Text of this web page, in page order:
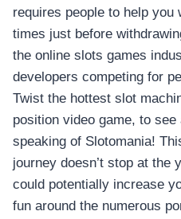
requires people to help you
times just before
the online slots games
developers competing for
Twist the hottest slot
position video game, to
speaking of Slotomania!
journey doesn’t stop at the
could potentially increase
fun around the numerous